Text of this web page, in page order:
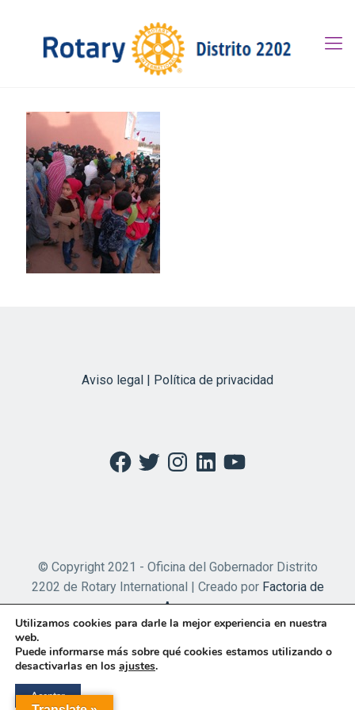
Aviso legal | Política de privacidad
Facebook
TwitterInstagramLinkedInYouTube
© Copyright 2021 - Oficina del Gobernador Distrito
2202 de Rotary International | Creado por Factoria de
Apps
Utilizamos cookies para darle la mejor experiencia en nuestra
web.
Puede informarse más sobre qué cookies estamos utilizando o
desactivarlas en los ajustes.
Aceptar